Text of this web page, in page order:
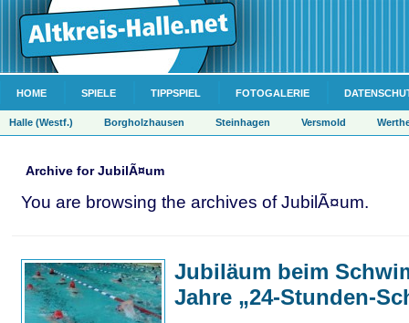
HOME SPIELE TIPPSPIEL FOTOGALERIE
Halle (Westf.) Borgholzhausen Steinhagen Versmold
Archive for JubilÃ¤um
You are browsing the archives of JubilÃ¤um.
Jubiläum beim
Jahre „24-Stunden-